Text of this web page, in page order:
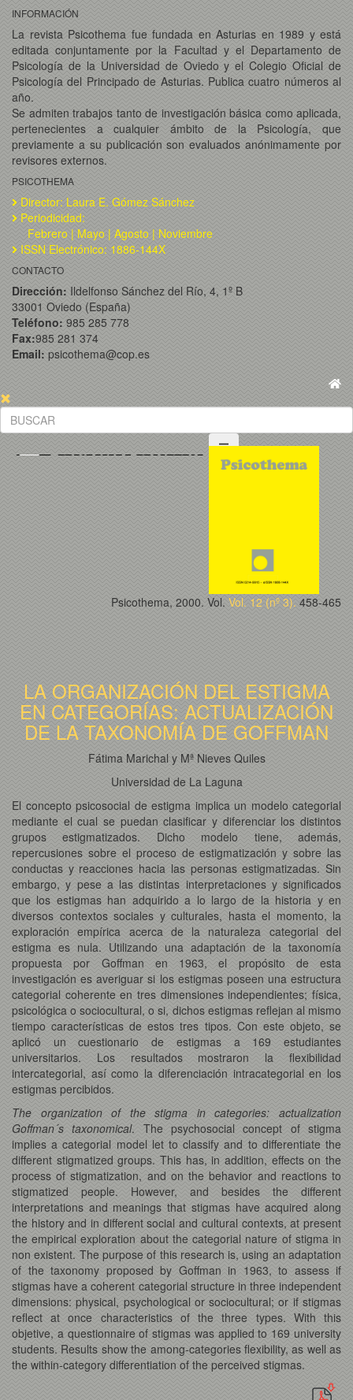
INFORMACIÓN
La revista Psicothema fue fundada en Asturias en 1989 y está
editada conjuntamente por la Facultad y el Departamento de
Psicología de la Universidad de Oviedo y el Colegio Oficial de
Psicología del Principado de Asturias. Publica cuatro números al
año.
Se admiten trabajos tanto de investigación básica como aplicada,
pertenecientes a cualquier ámbito de la Psicología, que
previamente a su publicación son evaluados anónimamente por
revisores externos.
PSICOTHEMA
Director: Laura E. Gómez Sánchez
Periodicidad:
Febrero | Mayo | Agosto | Noviembre
ISSN Electrónico: 1886-144X
CONTACTO
Dirección: Ildelfonso Sánchez del Río, 4, 1º B
33001 Oviedo (España)
Teléfono: 985 285 778
Fax:985 281 374
Email: psicothema@cop.es
Psicothema, 2000. Vol. Vol. 12 (nº 3). 458-465
LA ORGANIZACIÓN DEL ESTIGMA
EN CATEGORÍAS: ACTUALIZACIÓN
DE LA TAXONOMÍA DE GOFFMAN
Fátima Marichal y Mª Nieves Quiles
Universidad de La Laguna
El concepto psicosocial de estigma implica un modelo categorial
mediante el cual se puedan clasificar y diferenciar los distintos
grupos estigmatizados. Dicho modelo tiene, además,
repercusiones sobre el proceso de estigmatización y sobre las
conductas y reacciones hacia las personas estigmatizadas. Sin
embargo, y pese a las distintas interpretaciones y significados
que los estigmas han adquirido a lo largo de la historia y en
diversos contextos sociales y culturales, hasta el momento, la
exploración empírica acerca de la naturaleza categorial del
estigma es nula. Utilizando una adaptación de la taxonomía
propuesta por Goffman en 1963, el propósito de esta
investigación es averiguar si los estigmas poseen una estructura
categorial coherente en tres dimensiones independientes; física,
psicológica o sociocultural, o si, dichos estigmas reflejan al mismo
tiempo características de estos tres tipos. Con este objeto, se
aplicó un cuestionario de estigmas a 169 estudiantes
universitarios. Los resultados mostraron la flexibilidad
intercategorial, así como la diferenciación intracategorial en los
estigmas percibidos.
The organization of the stigma in categories: actualization
Goffman´s taxonomical. The psychosocial concept of stigma
implies a categorial model let to classify and to differentiate the
different stigmatized groups. This has, in addition, effects on the
process of stigmatization, and on the behavior and reactions to
stigmatized people. However, and besides the different
interpretations and meanings that stigmas have acquired along
the history and in different social and cultural contexts, at present
the empirical exploration about the categorial nature of stigma in
non existent. The purpose of this research is, using an adaptation
of the taxonomy proposed by Goffman in 1963, to assess if
stigmas have a coherent categorial structure in three independent
dimensions: physical, psychological or sociocultural; or if stigmas
reflect at once characteristics of the three types. With this
objetive, a questionnaire of stigmas was applied to 169 university
students. Results show the among-categories flexibility, as well as
the within-category differentiation of the perceived stigmas.